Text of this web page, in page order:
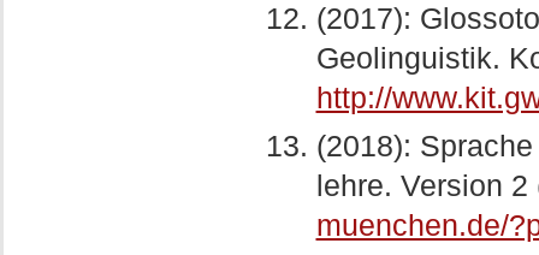
(2017):
Geolinguistik.
http://
(2018):
lehre. Version
muenchen.de/